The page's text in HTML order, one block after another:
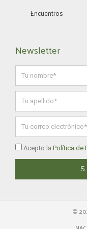
Encuentros
Newsletter
Política
privacidad
Acepto la Política de
©